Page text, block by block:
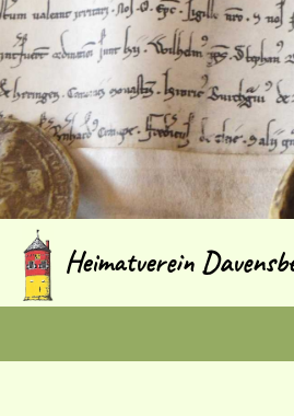
Heimatverein